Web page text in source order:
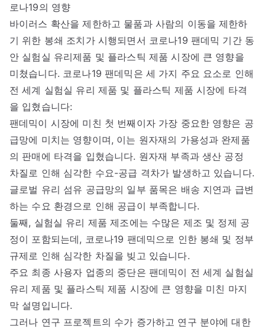
로나19의 영향
바이러스 확산을 제한하고 물품과 사람의 이동을 제한하
기 위한 봉쇄 조치가 시행되면서 코로나19 팬데믹 기간 동
안 실험실 유리제품 및 플라스틱 제품 시장에 큰 영향을
미쳤습니다. 코로나19 팬데믹은 세 가지 주요 요소로 인해
전 세계 실험실 유리 제품 및 플라스틱 제품 시장에 타격
을 입혔습니다:
팬데믹이 시장에 미친 첫 번째이자 가장 중요한 영향은 공
급망에 미치는 영향이며, 이는 원자재의 가용성과 완제품
의 판매에 타격을 입혔습니다. 원자재 부족과 생산 공정
차질로 인해 심각한 수요-공급 격차가 발생하고 있습니다.
글로벌 유리 섬유 공급망의 일부 품목은 배송 지연과 급변
하는 수요 환경으로 인해 공급이 부족합니다.
둘째, 실험실 유리 제품 제조에는 수많은 제조 및 정제 공
정이 포함되는데, 코로나19 팬데믹으로 인한 봉쇄 및 정부
규제로 인해 심각한 차질을 빚고 있습니다.
주요 최종 사용자 업종의 중단은 팬데믹이 전 세계 실험실
유리 제품 및 플라스틱 제품 시장에 큰 영향을 미친 마지
막 설명입니다.
그러나 연구 프로젝트의 수가 증가하고 연구 분야에 대한